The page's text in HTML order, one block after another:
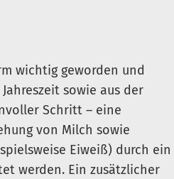
wichtig geworden und
sowie aus der
Schritt – eine
von Milch sowie
Eiweiß) durch ein
werden. Ein zusätzlicher